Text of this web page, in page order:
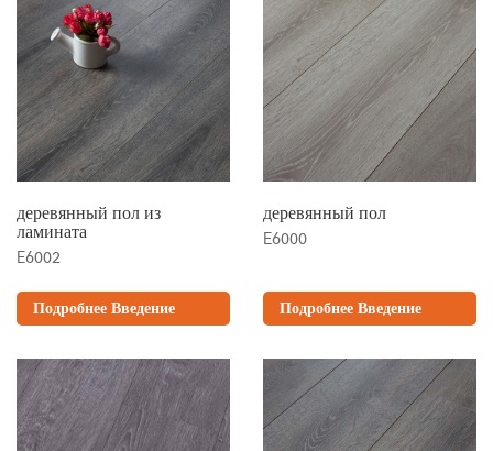
деревянный пол из
ламината
E6002
Подробнее Введение
деревянный пол
E6000
Подробнее Введение